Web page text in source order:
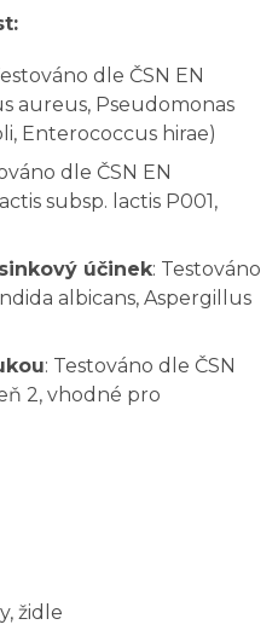
dle ČSN EN
aureus, Pseudomonas
Enterococcus hirae)
dle ČSN EN
subsp. lactis P001,
účinek: Testováno
albicans, Aspergillus
: Testováno dle ČSN
2, vhodné pro
židle